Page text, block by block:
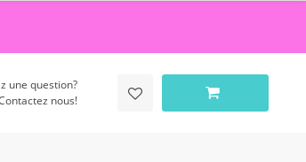
une question?
nous!